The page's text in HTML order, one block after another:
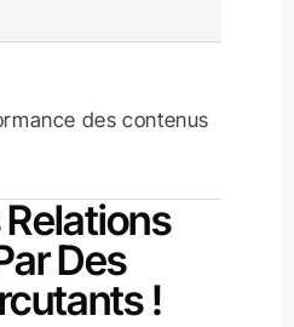
des contenus
Des
!